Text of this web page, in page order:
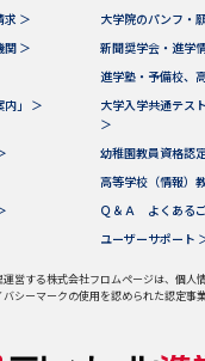
＞
大学院のパンフ・
＞
新聞奨学会・進学
進学塾・予備校、
」 ＞
大学入学共通テス
＞
幼稚園教員資格認
高等学校（情報）
Ｑ＆Ａ よくある
ユーザーサポート
営する株式会社フロムページは、個人
シーマークの使用を認められた認定事業